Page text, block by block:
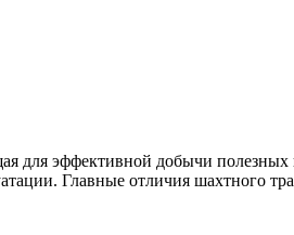
для эффективной добычи
Главные отличия шахтного